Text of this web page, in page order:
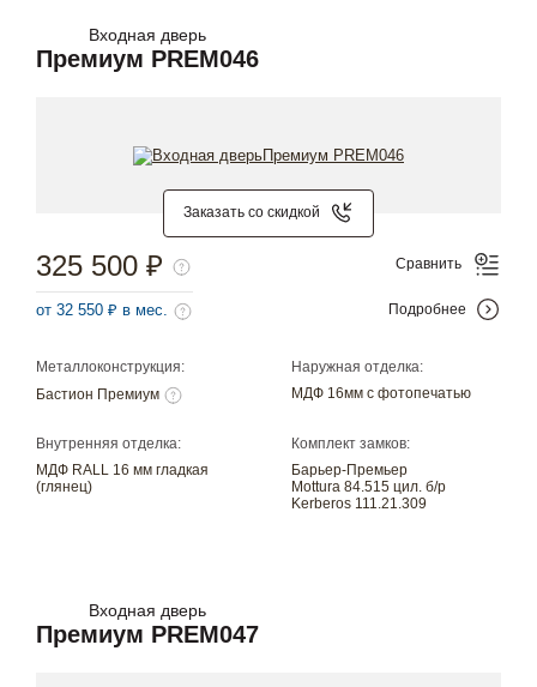
Входная дверь
Премиум PREM046
Заказать со скидкой
Металлоконструкция:
Бастион Премиум
Наружная отделка:
МДФ 16мм с фотопечатью
Внутренняя отделка:
МДФ RALL 16 мм гладкая
(глянец)
Комплект замков:
Барьер-Премьер
Mottura 84.515 цил. б/р
Kerberos 111.21.309
325 500 ₽
от 32 550 ₽ в мес.
Сравнить
Подробнее
Входная дверь
Премиум PREM047